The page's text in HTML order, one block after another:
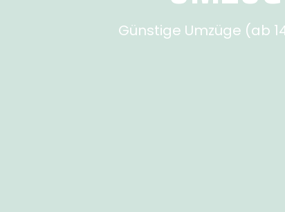
Günstige Umzüge (ab